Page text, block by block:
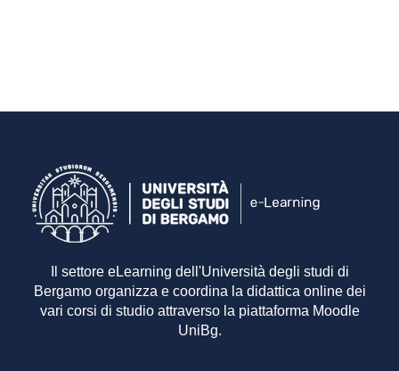
Il settore eLearning dell'Università degli studi di
Bergamo organizza e coordina la didattica online dei
vari corsi di studio attraverso la piattaforma Moodle
UniBg.